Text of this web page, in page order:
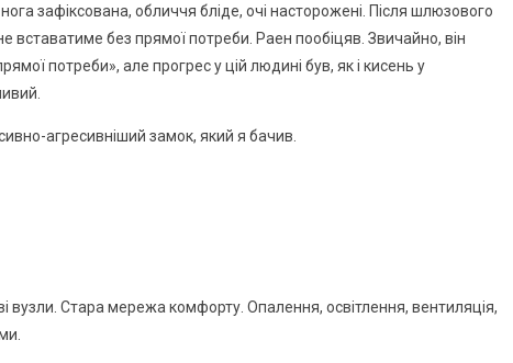
зафіксована, обличчя бліде, очі насторожені. Після шлюзового
вставатиме без прямої потреби. Раен пообіцяв. Звичайно, він
потреби», але прогрес у цій людині був, як і кисень у
агресивніший замок, який я бачив.
вузли. Стара мережа комфорту. Опалення, освітлення, вентиляція,